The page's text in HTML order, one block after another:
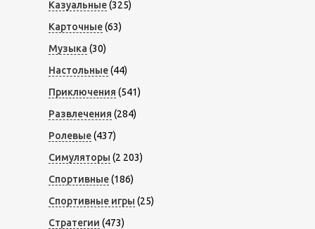
Казуальные(325)
Карточные(63)
Музыка (30)
Настольные(44)
Приключения (541)
Развлечения (284)
Ролевые(437)
Симуляторы (2 203)
Спортивные(186)
Спортивные игры (25)
Стратегии (473)